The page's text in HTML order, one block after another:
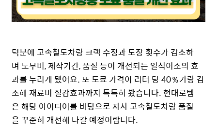
덕분에 고속철도차량 크랙 수정과 도장 횟수가 감소하
며 노무비, 제작기간, 품질 등이 개선되는 일석이조의 효
과를 누리게 됐어요. 또 도료 가격이 리터 당 40％가량 감
소해 재료비 절감효과까지 톡톡히 봤습니다. 현대로템
은 해당 아이디어를 바탕으로 자사 고속철도차량 품질
을 꾸준히 개선해 나갈 예정이랍니다.